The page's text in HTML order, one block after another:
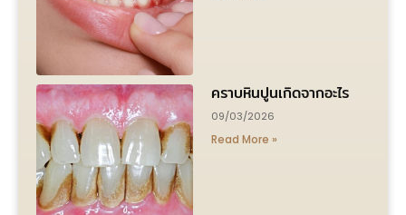
คราบหินปูนเกิดจากอะไร
09/03/2026
Read More »